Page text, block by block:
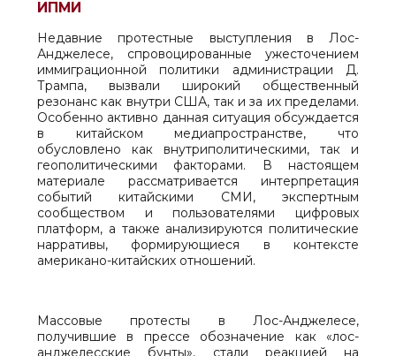
ИПМИ
Недавние протестные выступления в Лос-
Анджелесе, спровоцированные ужесточением
иммиграционной политики администрации Д.
Трампа, вызвали широкий общественный
резонанс как внутри США, так и за их пределами.
Особенно активно данная ситуация обсуждается
в китайском медиапространстве, что
обусловлено как внутриполитическими, так и
геополитическими факторами. В настоящем
материале рассматривается интерпретация
событий китайскими СМИ, экспертным
сообществом и пользователями цифровых
платформ, а также анализируются политические
нарративы, формирующиеся в контексте
американо-китайских отношений.
Массовые протесты в Лос-Анджелесе,
получившие в прессе обозначение как «лос-
анджелесские бунты», стали реакцией на